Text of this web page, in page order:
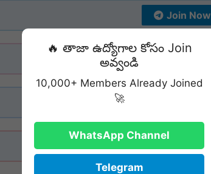
Join Now
Subscribe
🔥 తాజా ఉద్యోగాల కోసం Join
అవ్వండి
10,000+ Members Already Joined
🚀
WhatsApp Channel
Telegram